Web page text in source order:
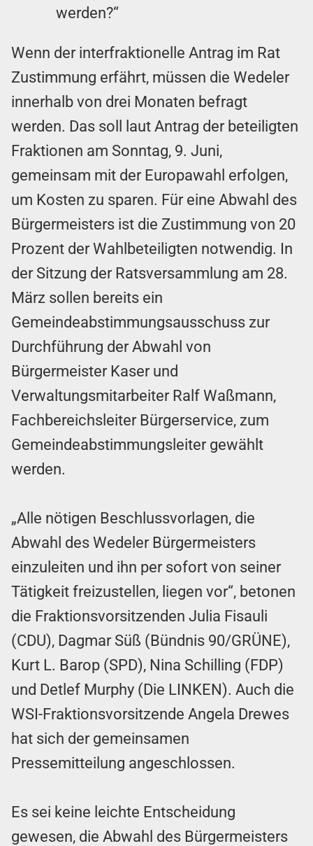
werden?“
Wenn der interfraktionelle Antrag im Rat
Zustimmung erfährt, müssen die Wedeler
innerhalb von drei Monaten befragt
werden. Das soll laut Antrag der beteiligten
Fraktionen am Sonntag, 9. Juni,
gemeinsam mit der Europawahl erfolgen,
um Kosten zu sparen. Für eine Abwahl des
Bürgermeisters ist die Zustimmung von 20
Prozent der Wahlbeteiligten notwendig. In
der Sitzung der Ratsversammlung am 28.
März sollen bereits ein
Gemeindeabstimmungsausschuss zur
Durchführung der Abwahl von
Bürgermeister Kaser und
Verwaltungsmitarbeiter Ralf Waßmann,
Fachbereichsleiter Bürgerservice, zum
Gemeindeabstimmungsleiter gewählt
werden.
„Alle nötigen Beschlussvorlagen, die
Abwahl des Wedeler Bürgermeisters
einzuleiten und ihn per sofort von seiner
Tätigkeit freizustellen, liegen vor“, betonen
die Fraktionsvorsitzenden Julia Fisauli
(CDU), Dagmar Süß (Bündnis 90/GRÜNE),
Kurt L. Barop (SPD), Nina Schilling (FDP)
und Detlef Murphy (Die LINKEN). Auch die
WSI-Fraktionsvorsitzende Angela Drewes
hat sich der gemeinsamen
Pressemitteilung angeschlossen.
Es sei keine leichte Entscheidung
gewesen, die Abwahl des Bürgermeisters